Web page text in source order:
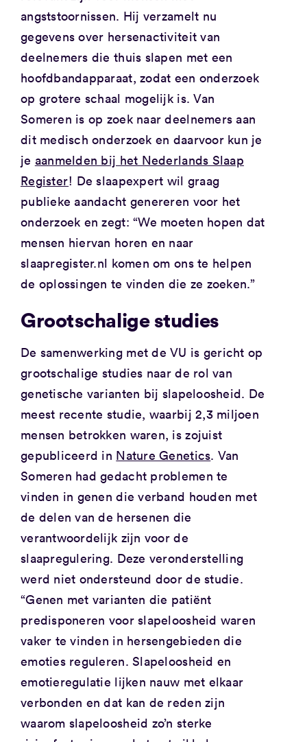
angststoornissen. Hij verzamelt nu
gegevens over hersenactiviteit van
deelnemers die thuis slapen met een
hoofdbandapparaat, zodat een onderzoek
op grotere schaal mogelijk is. Van
Someren is op zoek naar deelnemers aan
dit medisch onderzoek en daarvoor kun je
je aanmelden bij het Nederlands Slaap
Register! De slaapexpert wil graag
publieke aandacht genereren voor het
onderzoek en zegt: “We moeten hopen dat
mensen hiervan horen en naar
slaapregister.nl komen om ons te helpen
de oplossingen te vinden die ze zoeken.”
Grootschalige studies
De samenwerking met de VU is gericht op
grootschalige studies naar de rol van
genetische varianten bij slapeloosheid. De
meest recente studie, waarbij 2,3 miljoen
mensen betrokken waren, is zojuist
gepubliceerd in Nature Genetics. Van
Someren had gedacht problemen te
vinden in genen die verband houden met
de delen van de hersenen die
verantwoordelijk zijn voor de
slaapregulering. Deze veronderstelling
werd niet ondersteund door de studie.
“Genen met varianten die patiënt
predisponeren voor slapeloosheid waren
vaker te vinden in hersengebieden die
emoties reguleren. Slapeloosheid en
emotieregulatie lijken nauw met elkaar
verbonden en dat kan de reden zijn
waarom slapeloosheid zo’n sterke